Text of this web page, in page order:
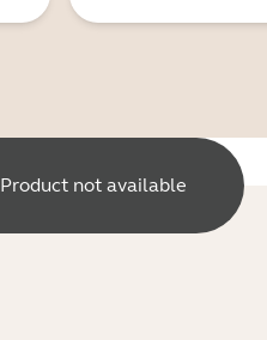
Product not available